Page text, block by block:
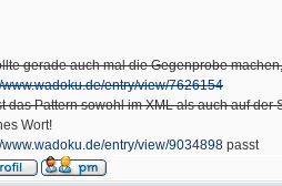
gerade auch mal die Gegenprobe
www.wadoku.de/entry/view/7626154
das Pattern sowohl im XML als auch auf
Wort!
www.wadoku.de/entry/view/9034898 passt